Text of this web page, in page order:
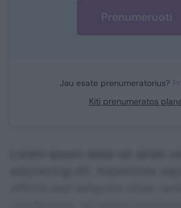
Prenumeruoti
Jau esate prenumeratorius?
Kiti prenumeratos